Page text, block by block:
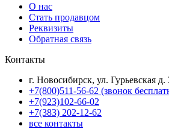
О нас
Стать продавцом
Реквизиты
Обратная связь
Контакты
г. Новосибирск, ул. Гурьевская
+7(800)511-56-62 (звонок
+7(923)102-66-02
+7(383) 202-12-62
все контакты